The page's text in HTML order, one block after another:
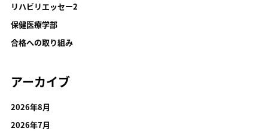
リハビリエッセー2
保健医療学部
合格への取り組み
アーカイブ
2026年8月
2026年7月